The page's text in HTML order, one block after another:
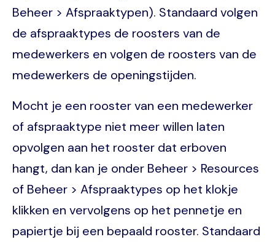
Beheer > Afspraaktypen). Standaard volgen
de afspraaktypes de roosters van de
medewerkers en volgen de roosters van de
medewerkers de openingstijden.
Mocht je een rooster van een medewerker
of afspraaktype niet meer willen laten
opvolgen aan het rooster dat erboven
hangt, dan kan je onder Beheer > Resources
of Beheer > Afspraaktypes op het klokje
klikken en vervolgens op het pennetje en
papiertje bij een bepaald rooster. Standaard